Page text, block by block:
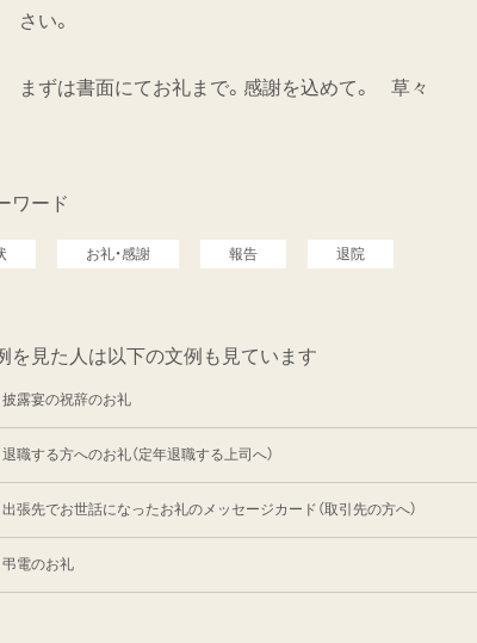
さい。
まずは書面にてお礼まで。感謝を込めて。 草々
ワード
お礼・感謝 報告 退院
を見た人は以下の文例も見ています
披露宴の祝辞のお礼
退職する方へのお礼（定年退職する上司へ）
出張先でお世話になったお礼のメッセージカード（取引先の方へ）
弔電のお礼